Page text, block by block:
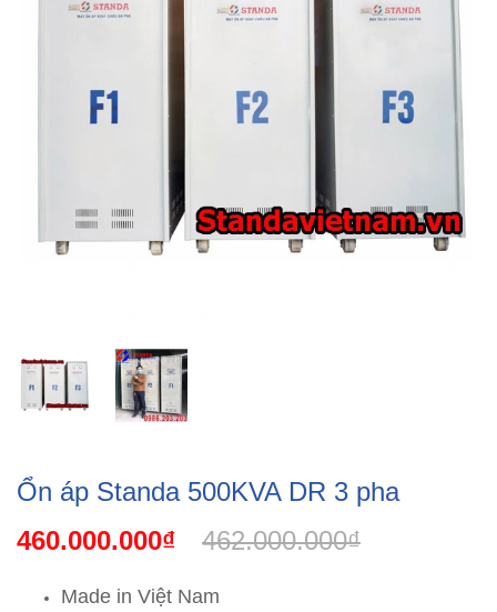
Ổn áp Standa 500KVA DR 3 pha
460.000.000₫
462.000.000₫
Made in Việt Nam